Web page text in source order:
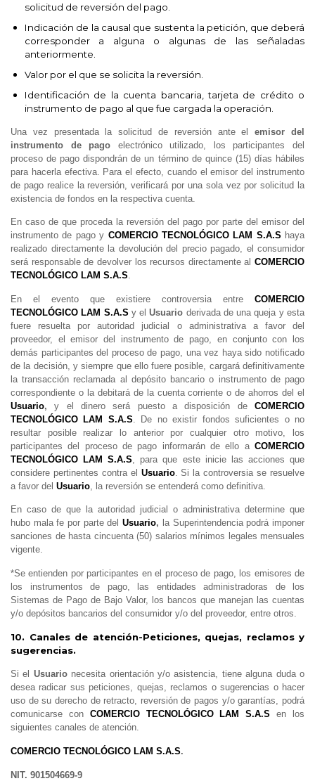
solicitud de reversión del pago.
Indicación de la causal que sustenta la petición, que deberá
corresponder a alguna o algunas de las señaladas
anteriormente.
Valor por el que se solicita la reversión.
Identificación de la cuenta bancaria, tarjeta de crédito o
instrumento de pago al que fue cargada la operación.
Una vez presentada la solicitud de reversión ante elemisor del
instrumento de pago electrónico utilizado, los participantes del
proceso de pago dispondrán de un término de quince (15) días hábiles
para hacerla efectiva. Para el efecto, cuando el emisor del instrumento
de pago realice la reversión, verificará por una sola vez por solicitud la
existencia de fondos en la respectiva cuenta.
En caso de que proceda la reversión del pago por parte del emisor del
instrumento de pago y COMERCIO TECNOLÓGICO LAM S.A.S haya
realizado directamente la devolución del precio pagado, el consumidor
será responsable de devolver los recursos directamente al COMERCIO
TECNOLÓGICO LAM S.A.S.
En el evento que existiere controversia entre
COMERCIO
TECNOLÓGICO LAM S.A.S y el Usuario derivada de una queja y esta
fuere resuelta por autoridad judicial o administrativa a favor del
proveedor, el emisor del instrumento de pago, en conjunto con los
demás participantes del proceso de pago, una vez haya sido notificado
de la decisión, y siempre que ello fuere posible, cargará definitivamente
la transacción reclamada al depósito bancario o instrumento de pago
correspondiente o la debitará de la cuenta corriente o de ahorros del el
Usuario, y el dinero será puesto a disposición de COMERCIO
TECNOLÓGICO LAM S.A.S . De no existir fondos suficientes o no
resultar posible realizar lo anterior por cualquier otro motivo, los
participantes del proceso de pago informarán de ello a COMERCIO
TECNOLÓGICO LAM S.A.S , para que este inicie las acciones que
considere pertinentes contra el Usuario. Si la controversia se resuelve
a favor del Usuario , la reversión se entenderá como definitiva.
En caso de que la autoridad judicial o administrativa determine que
hubo mala fe por parte delUsuario, la Superintendencia podrá imponer
sanciones de hasta cincuenta (50) salarios mínimos legales mensuales
vigente.
*Se entienden por participantes en el proceso de pago, los emisores de
los instrumentos de pago, las entidades administradoras de los
Sistemas de Pago de Bajo Valor, los bancos que manejan las cuentas
y/o depósitos bancarios del consumidor y/o del proveedor, entre otros.
10. Canales de atención-Peticiones, quejas, reclamos y
sugerencias.
Si el Usuarionecesita orientación y/o asistencia, tiene alguna duda o
desea radicar sus peticiones, quejas, reclamos o sugerencias o hacer
uso de su derecho de retracto, reversión de pagos y/o garantías, podrá
comunicarse con COMERCIO TECNOLÓGICO LAM S.A.S
en los
siguientes canales de atención.
COMERCIO TECNOLÓGICO LAM S.A.S.
NIT. 901504669-9